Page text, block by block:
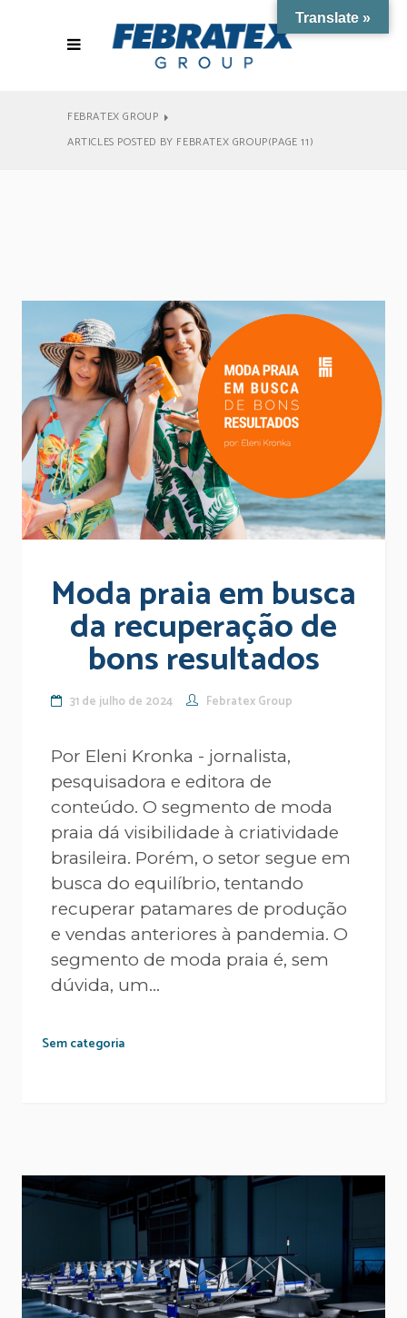
FEBRATEX GROUP
ARTICLES POSTED BY FEBRATEX GROUP(PAGE 11)
Moda praia em busca
da recuperação de
bons resultados
31 de julho de 2024 Febratex Group
Por Eleni Kronka - jornalista,
pesquisadora e editora de
conteúdo. O segmento de moda
praia dá visibilidade à criatividade
brasileira. Porém, o setor segue em
busca do equilíbrio, tentando
recuperar patamares de produção
e vendas anteriores à pandemia. O
segmento de moda praia é, sem
dúvida, um...
Sem categoria
Translate »